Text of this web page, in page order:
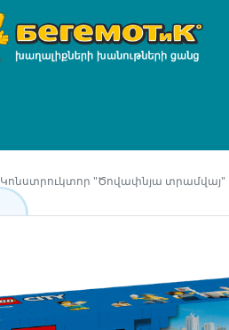
Կոնստրուկտոր "Ծովափնյա տրամվայ"